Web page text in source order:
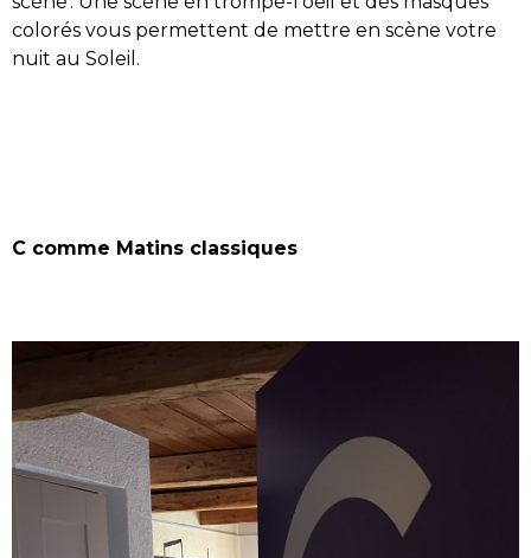
colorés vous permettent de mettre en scène votre
nuit au Soleil.
C comme Matins classiques